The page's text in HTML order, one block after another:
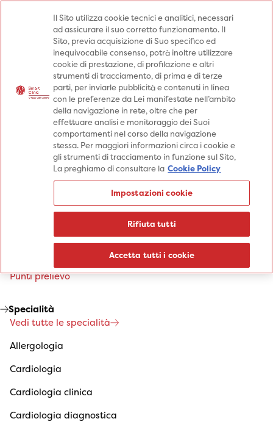
Prenota una visita
Prenota una visita
Specialità
Prestazioni
Patologie
Informazioni
Punti prelievo
Specialità
Vedi tutte le specialità
Allergologia
Cardiologia
Cardiologia clinica
Cardiologia diagnostica
Medici Punti prelievo
Specialità
Prestazioni
Patologie
Sedi
Percorsi
Informazioni
Prenota una visita
Prenota una visita
Il Sito utilizza cookie tecnici e analitici, necessari
ad assicurare il suo corretto funzionamento. Il
Sito, previa acquisizione di Suo specifico ed
inequivocabile consenso, potrà inoltre utilizzare
cookie di prestazione, di profilazione e altri
strumenti di tracciamento, di prima e di terze
parti, per inviarle pubblicità e contenuti in linea
con le preferenze da Lei manifestate nell’ambito
della navigazione in rete, oltre che per
effettuare analisi e monitoraggio dei Suoi
comportamenti nel corso della navigazione
stessa. Per maggiori informazioni circa i cookie e
gli strumenti di tracciamento in funzione sul Sito,
La preghiamo di consultare la Cookie Policy
Impostazioni cookie
Rifiuta tutti
Accetta tutti i cookie